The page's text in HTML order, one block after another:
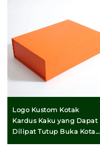
Logo Kustom Kotak
Kardus Kaku yang Dapat
Dilipat Tutup Buka Kotak